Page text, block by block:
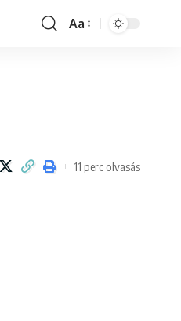
Font
Aa
11 perc olvasás